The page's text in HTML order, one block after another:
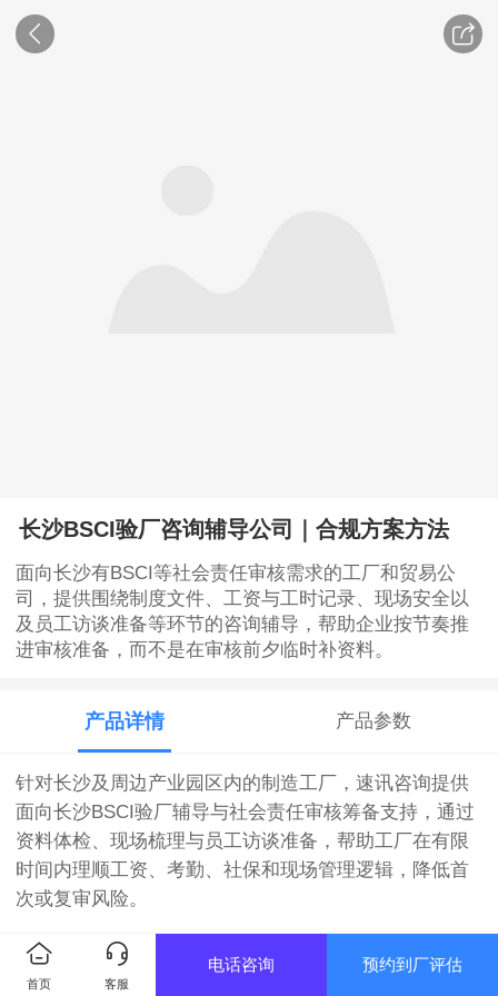
长沙BSCI验厂咨询辅导公司｜合规方案方法
面向长沙有BSCI等社会责任审核需求的工厂和贸易公
司，提供围绕制度文件、工资与工时记录、现场安全以
及员工访谈准备等环节的咨询辅导，帮助企业按节奏推
进审核准备，而不是在审核前夕临时补资料。
产品详情 产品参数
针对长沙及周边产业园区内的制造工厂，速讯咨询提供
面向长沙BSCI验厂辅导与社会责任审核筹备支持，通过
资料体检、现场梳理与员工访谈准备，帮助工厂在有限
时间内理顺工资、考勤、社保和现场管理逻辑，降低首
次或复审风险。
【服务简介】
首页 客服
电话咨询 预约到厂评估